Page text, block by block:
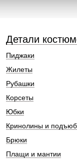
Пиджаки
Жилеты
Рубашки
Корсеты
Юбки
Кринолины и
Брюки
Плащи и мантии
Детали